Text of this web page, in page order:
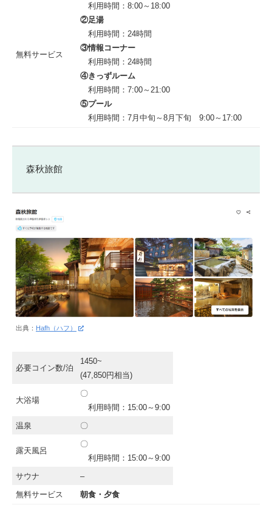
無料サービス
利用時間：8:00～18:00
②足湯
利用時間：24時間
③情報コーナー
利用時間：24時間
④きっずルーム
利用時間：7:00～21:00
⑤プール
利用時間：7月中旬～8月下旬 9:00～17:00
森秋旅館
出典： Hafh（ハフ）
必要コイン数/泊
1450~
(47,850円相当)
大浴場
〇
利用時間：15:00～9:00
温泉
〇
露天風呂
〇
利用時間：15:00～9:00
サウナ
–
無料サービス
朝食・夕食